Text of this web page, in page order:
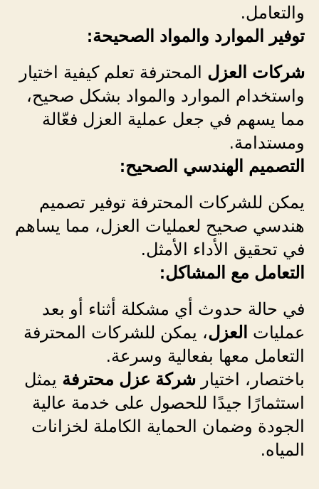
والتعامل.
توفير الموارد والمواد الصحيحة:
شركات العزل المحترفة تعلم كيفية اختيار
واستخدام الموارد والمواد بشكل صحيح،
مما يسهم في جعل عملية العزل فعّالة
ومستدامة.
التصميم الهندسي الصحيح:
يمكن للشركات المحترفة توفير تصميم
هندسي صحيح لعمليات العزل، مما يساهم
في تحقيق الأداء الأمثل.
التعامل مع المشاكل:
في حالة حدوث أي مشكلة أثناء أو بعد
عمليات العزل، يمكن للشركات المحترفة
التعامل معها بفعالية وسرعة.
باختصار، اختيار شركة عزل محترفة يمثل
استثمارًا جيدًا للحصول على خدمة عالية
الجودة وضمان الحماية الكاملة لخزانات
المياه.